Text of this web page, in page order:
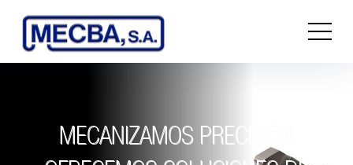
MECANIZAMOS PRECISIÓN
MECANIZACIÓN DE